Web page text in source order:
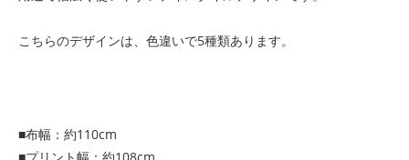
こちらのデザインは、色違いで5種類あります。
■布幅：約110cm